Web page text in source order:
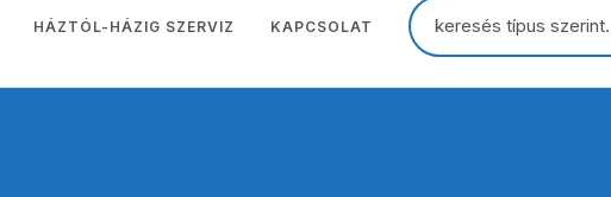
HÁZTÓL-HÁZIG SZERVIZ KAPCSOLAT